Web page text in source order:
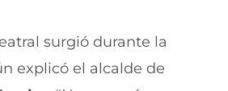
surgió durante la
explicó el alcalde de